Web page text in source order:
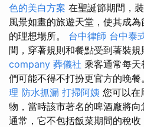
色的美白方案 在聖誕節期間，
風景如畫的旅遊天堂，使其成
的理想場所。 台中律師 台中泰
間，穿著規則和餐點受到著裝規
company 葬儀社 乘客通常每
們可能不得不打扮更官方的晚餐
理 防水抓漏 打掃阿姨 您可以在
物，當時該市著名的啤酒廠將向
通常，它不包括飯菜期間的稅